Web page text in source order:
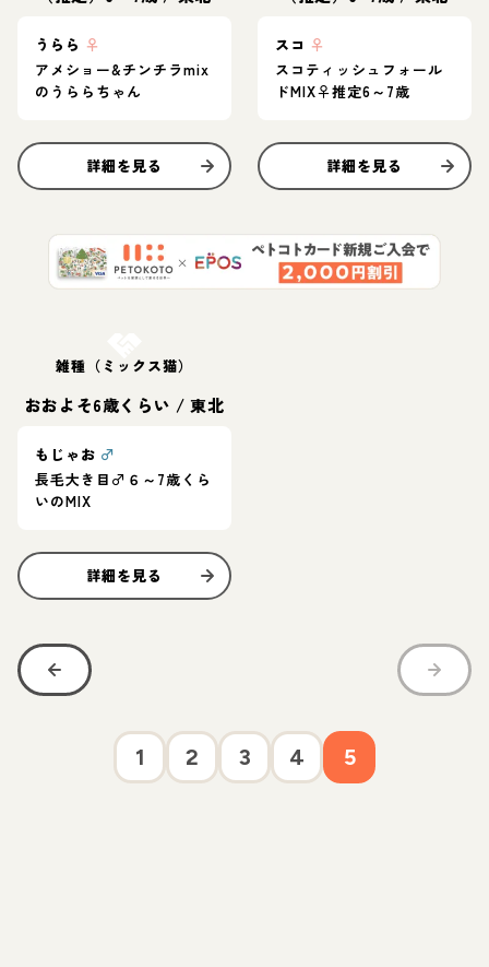
うらら ♀
アメショー&チンチラmix
のうららちゃん
詳細を見る
スコ ♀
スコティッシュフォール
ドMIX♀推定6～7歳
詳細を見る
雑種（ミックス猫）
おおよそ6歳くらい / 東北
もじゃお ♂
長毛大き目♂６～7歳くら
いのMIX
詳細を見る
1 2 3 4 5